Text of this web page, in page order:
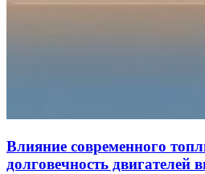
Влияние современного
долговечность двигателей